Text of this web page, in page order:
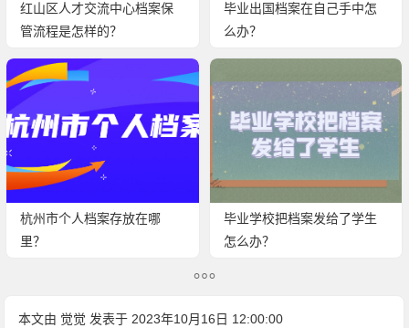
红山区人才交流中心档案保
管流程是怎样的？
毕业出国档案在自己手中怎
么办？
杭州市个人档案存放在哪
里？
毕业学校把档案发给了学生
怎么办？
本文由 觉觉 发表于 2023年10月16日 12:00:00